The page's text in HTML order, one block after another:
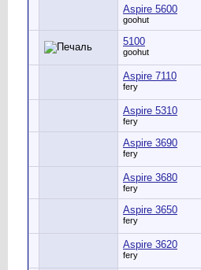
Aspire 5600
goohut
5100
goohut
Aspire 7110
fery
Aspire 5310
fery
Aspire 3690
fery
Aspire 3680
fery
Aspire 3650
fery
Aspire 3620
fery